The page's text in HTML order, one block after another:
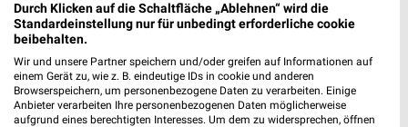
Reisemagazin August 2026
Gültig von 01. Aug. bis 31. Aug.
📅 Kalendereintrag erstellen
PROSPEKT BLÄTTERN
Durch Klicken auf die Schaltfläche „Ablehnen“ wird die
Standardeinstellung nur für unbedingt erforderliche cookie
beibehalten.
Wir und unsere Partner speichern und/oder greifen auf Informationen auf
einem Gerät zu, wie z. B. eindeutige IDs in cookie und anderen
Browserspeichern, um personenbezogene Daten zu verarbeiten. Einige
Anbieter verarbeiten Ihre personenbezogenen Daten möglicherweise
aufgrund eines berechtigten Interesses. Um dem zu widersprechen, öffnen